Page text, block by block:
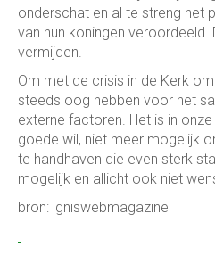
onderschat en al te streng het
van hun koningen
vermijden.
Om met de crisis in de Kerk
steeds oog hebben voor het
externe factoren. Het is in
goede wil, niet meer mogelijk
te handhaven die even sterk
mogelijk en allicht ook niet
bron: igniswebmagazine